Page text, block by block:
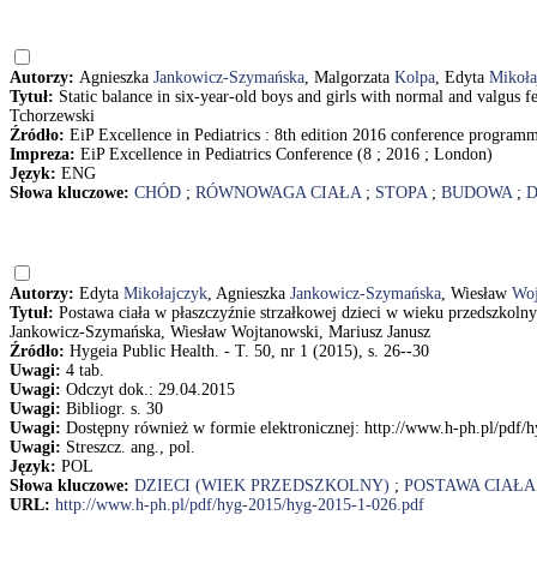
Autorzy: Agnieszka Jankowicz-Szymańska, Malgorzata Kolpa, Edyta
Tytuł: Static balance in six-year-old boys and girls with normal and valgus
Tchorzewski
Źródło: EiP Excellence in Pediatrics : 8th edition 2016 conference
Impreza: EiP Excellence in Pediatrics Conference (8 ; 2016 ; London)
Język: ENG
Słowa kluczowe: CHÓD ; RÓWNOWAGA CIAŁA; STOPA; BUDOWA;
Autorzy: Edyta Mikołajczyk, Agnieszka Jankowicz-Szymańska, Wiesław
Tytuł: Postawa ciała w płaszczyźnie strzałkowej dzieci w wieku
Jankowicz-Szymańska, Wiesław Wojtanowski, Mariusz Janusz
Źródło: Hygeia Public Health. - T. 50, nr 1 (2015), s. 26--30
Uwagi: 4 tab.
Uwagi: Odczyt dok.: 29.04.2015
Uwagi: Bibliogr. s. 30
Uwagi: Dostępny również w formie elektronicznej: http://www.h-ph.pl/pdf/
Uwagi: Streszcz. ang., pol.
Język: POL
Słowa kluczowe: DZIECI (WIEK PRZEDSZKOLNY) ; POSTAWA CIAŁA
URL: http://www.h-ph.pl/pdf/hyg-2015/hyg-2015-1-026.pdf